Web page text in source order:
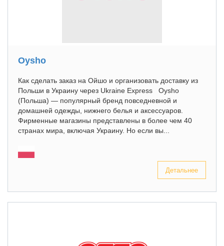
Oysho
Как сделать заказ на Ойшо и организовать доставку из
Польши в Украину через Ukraine Express Oysho
(Польша) — популярный бренд повседневной и
домашней одежды, нижнего белья и аксессуаров.
Фирменные магазины представлены в более чем 40
странах мира, включая Украину. Но если вы...
Детальнее